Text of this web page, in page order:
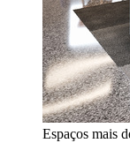
Espaços mais